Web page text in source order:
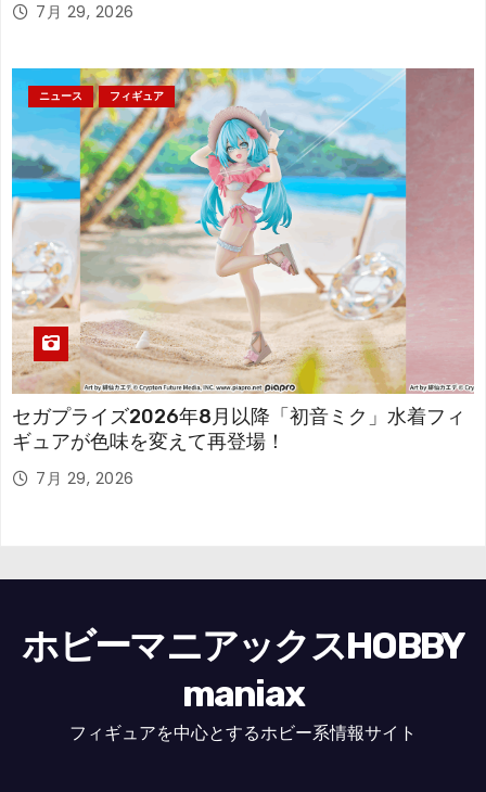
7月 29, 2026
ニュース フィギュア
セガプライズ2026年8月以降「初音ミク」水着フィ
ギュアが色味を変えて再登場！
7月 29, 2026
ホビーマニアックスHOBBY
maniax
フィギュアを中心とするホビー系情報サイト